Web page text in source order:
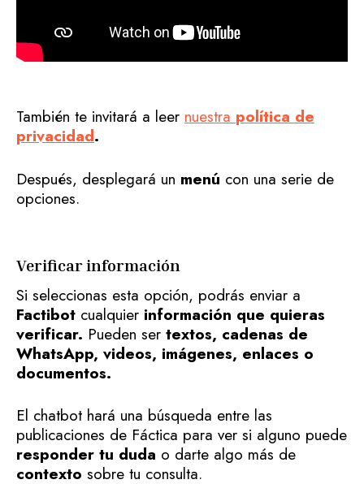
También te invitará a leer nuestra política de
privacidad.
Después, desplegará un menú con una serie de
opciones.
Verificar información
Si seleccionas esta opción, podrás enviar a
Factibot cualquier información que quieras
verificar. Pueden ser textos, cadenas de
WhatsApp, videos, imágenes, enlaces o
documentos.
El chatbot hará una búsqueda entre las
publicaciones de Fáctica para ver si alguno puede
responder tu duda o darte algo más de
contexto sobre tu consulta.